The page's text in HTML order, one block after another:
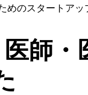
めのスタートア
師